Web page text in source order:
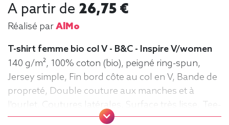
A partir de 26,75 €
Réalisé parAlMo
T-shirt femme bio col V - B&C - Inspire V/women
140 g/m², 100% coton (bio), peigné ring-spun,
Jersey simple, Fin bord côte au col en V, Bande de
propreté, Double couture aux manches et à
l'ourlet, Coutures latérales, Surface très lisse. Tee-
shirt, manche courte, Léger, Femme, Col V, Bio /